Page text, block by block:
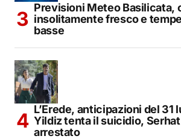
Previsioni Meteo Basilicata,
insolitamente fresco e
basse
L’Erede, anticipazioni del 31
Yildiz tenta il suicidio,
arrestato